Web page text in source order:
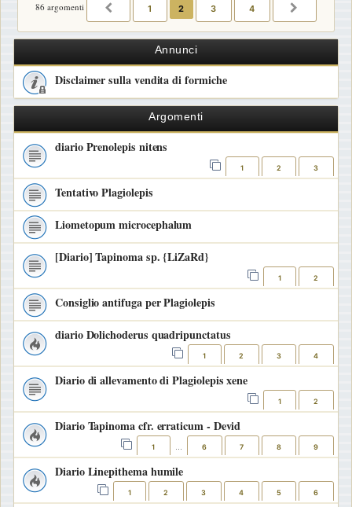
86 argomenti PRECEDENTE
1 2 3 4
Annunci
Disclaimer sulla vendita di formiche
Argomenti
diario Prenolepis nitens
1 2 3
Tentativo Plagiolepis
Liometopum microcephalum
[Diario] Tapinoma sp. {LiZaRd}
1 2
Consiglio antifuga per Plagiolepis
diario Dolichoderus quadripunctatus
1 2 3 4
Diario di allevamento di Plagiolepis xene
1 2
Diario Tapinoma cfr. erraticum - Devid
1 … 6 7 8 9
Diario Linepithema humile
1 2 3 4 5 6